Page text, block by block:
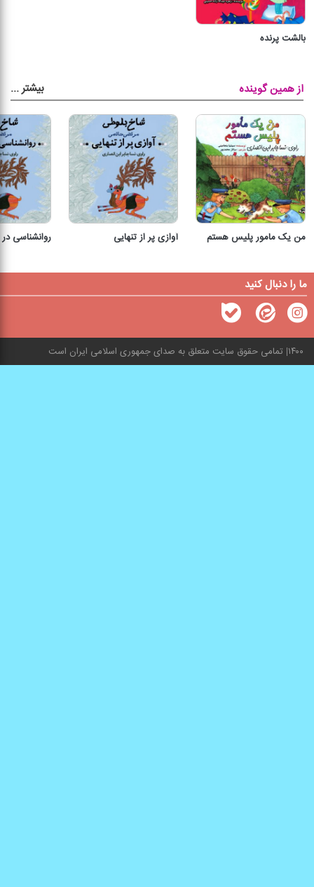
بالشت پرنده
از همین گوینده بیشتر...
من یک مامور پلیس هستم آوازی پر از تنهایی روانشناسی
ما را دنبال کنید
۱۴۰۰ تمامی حقوق سایت متعلق به صدای جمهوری اسلامی ایران است